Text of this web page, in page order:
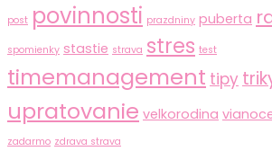
post povinnosti prazdniny puberta
spomienky stastie strava stres test
timemanagement tipy
upratovanie velkorodina
zadarmo zdrava strava